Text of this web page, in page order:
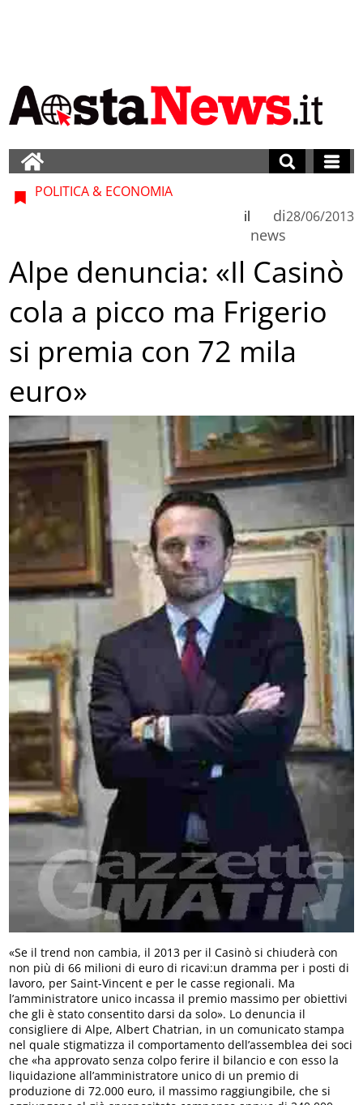
POLITICA & ECONOMIA
di
news
il 28/06/2013
Alpe denuncia: «Il Casinò
cola a picco ma Frigerio
si premia con 72 mila
euro»
«Se il trend non cambia, il 2013 per il Casinò si chiuderà con
non più di 66 milioni di euro di ricavi:un dramma per i posti di
lavoro, per Saint-Vincent e per le casse regionali. Ma
l’amministratore unico incassa il premio massimo per obiettivi
che gli è stato consentito darsi da solo». Lo denuncia il
consigliere di Alpe, Albert Chatrian, in un comunicato stampa
nel quale stigmatizza il comportamento dell’assemblea dei soci
che «ha approvato senza colpo ferire il bilancio e con esso la
liquidazione all’amministratore unico di un premio di
produzione di 72.000 euro, il massimo raggiungibile, che si